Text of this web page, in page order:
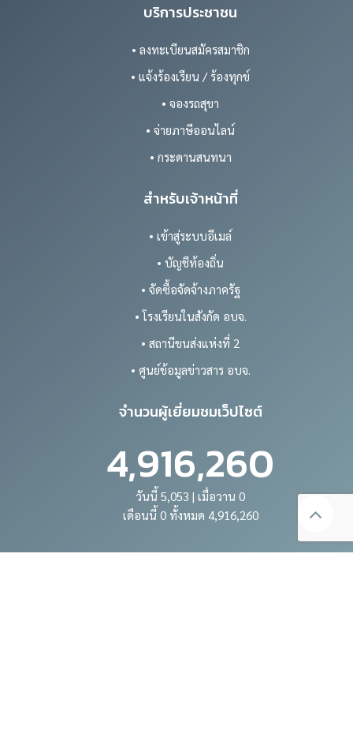
บริการประชาชน
• ลงทะเบียนสมัครสมาชิก
• แจ้งร้องเรียน / ร้องทุกข์
• จองรถสุขา
• จ่ายภาษีออนไลน์
• กระดานสนทนา
สำหรับเจ้าหน้าที่
• เข้าสู่ระบบอีเมล์
• บัญชีท้องถิ่น
• จัดซื้อจัดจ้างภาครัฐ
• โรงเรียนในสังกัด อบจ.
• สถานีขนส่งแห่งที่ 2
• ศูนย์ข้อมูลข่าวสาร อบจ.
จำนวนผู้เยี่ยมชมเว็ปไซต์
4,916,260
วันนี้ 5,053 | เมื่อวาน 0
เดือนนี้ 0 ทั้งหมด 4,916,260